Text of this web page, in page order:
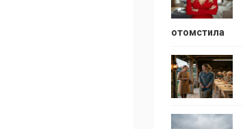
отомстила